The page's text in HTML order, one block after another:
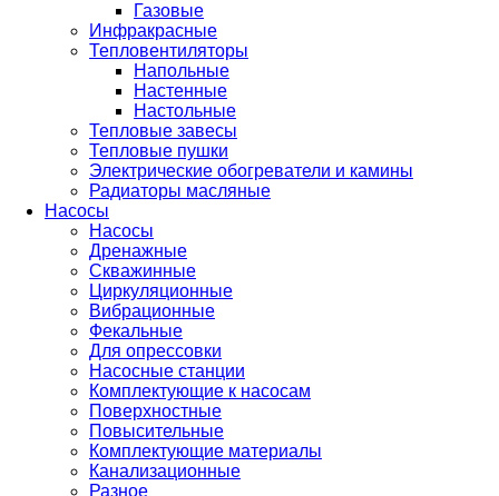
Газовые
Инфракрасные
Тепловентиляторы
Напольные
Настенные
Настольные
Тепловые завесы
Тепловые пушки
Электрические обогреватели и камины
Радиаторы масляные
Насосы
Насосы
Дренажные
Скважинные
Циркуляционные
Вибрационные
Фекальные
Для опрессовки
Насосные станции
Комплектующие к насосам
Поверхностные
Повысительные
Комплектующие материалы
Канализационные
Разное